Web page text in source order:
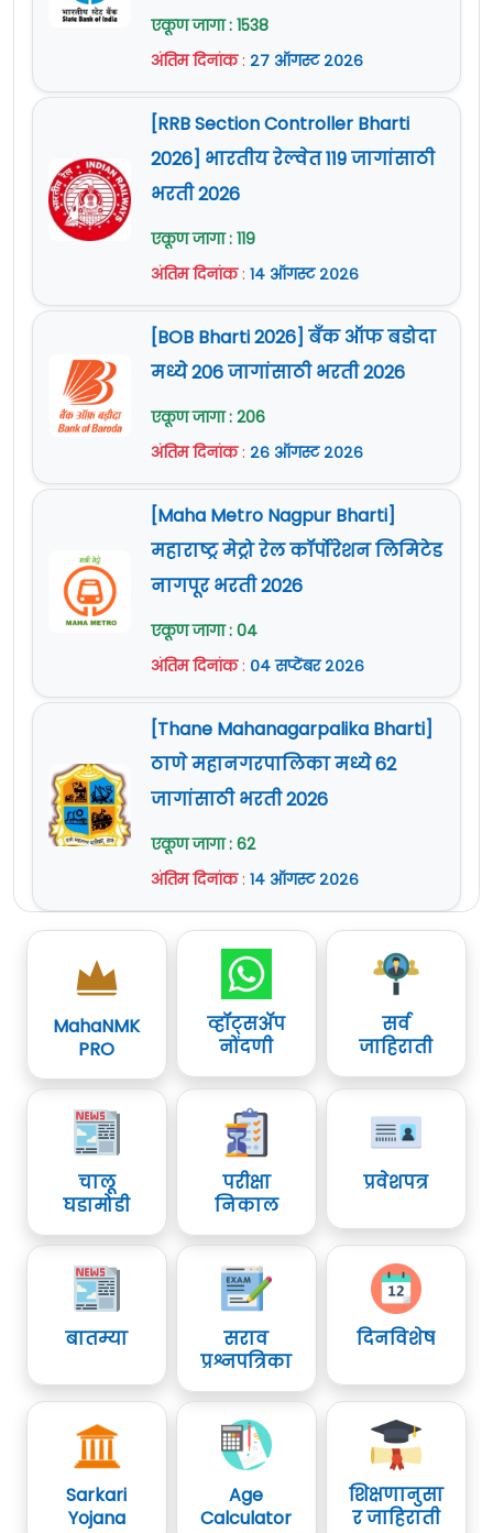
एकूण जागा : 1538
अंतिम दिनांक: २७ ऑगस्ट २०२६
[RRB Section Controller Bharti
2026] भारतीय रेल्वेत 119 जागांसाठी
भरती 2026
एकूण जागा : 119
अंतिम दिनांक: १४ ऑगस्ट २०२६
[BOB Bharti 2026] बँक ऑफ बडोदा
मध्ये 206 जागांसाठी भरती 2026
एकूण जागा : 206
अंतिम दिनांक: २६ ऑगस्ट २०२६
[Maha Metro Nagpur Bharti]
महाराष्ट्र मेट्रो रेल कॉर्पोरेशन लिमिटेड
नागपूर भरती 2026
एकूण जागा : 04
अंतिम दिनांक: ०४ सप्टेंबर २०२६
[Thane Mahanagarpalika Bharti]
ठाणे महानगरपालिका मध्ये 62
जागांसाठी भरती 2026
एकूण जागा : 62
अंतिम दिनांक: १४ ऑगस्ट २०२६
MahaNMK
PRO
व्हॉट्सॲप
नोंदणी
सर्व
जाहिराती
चालू
घडामोडी
परीक्षा
निकाल
प्रवेशपत्र
बातम्या
सराव
प्रश्नपत्रिका
दिनविशेष
Sarkari
Yojana
Age
Calculator
शिक्षणानुसा
र जाहिराती